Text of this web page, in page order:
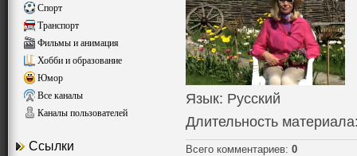
Спорт
Транспорт
Фильмы и анимация
Хобби и образование
Юмор
Все каналы
Каналы пользователей
Ссылки
Язык: Русский
Длительность материала
Всего комментариев: 0